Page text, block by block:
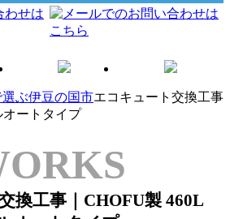
ぶ伊豆の国市エコキュート交換工事
オートタイプ
換工事｜CHOFU製 460L